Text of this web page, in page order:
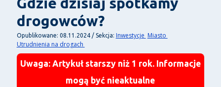
drogowców?
Opublikowane: 08.11.2024 / Sekcja: Inwestycje Miasto
Utrudnienia na drogach
Uwaga: Artykuł starszy niż 1 rok. Informacje
mogą być nieaktualne